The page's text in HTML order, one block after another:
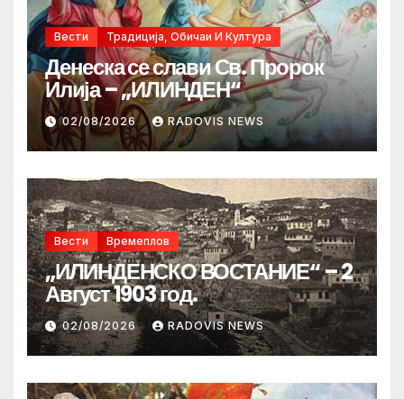
Вести Традиција, Обичаи И Култура
Денеска се слави Св. Пророк
Илија – „ИЛИНДЕН“
02/08/2026 RADOVIS NEWS
Вести Времеплов
„ИЛИНДЕНСКО ВОСТАНИЕ“ – 2
Август 1903 год.
02/08/2026 RADOVIS NEWS